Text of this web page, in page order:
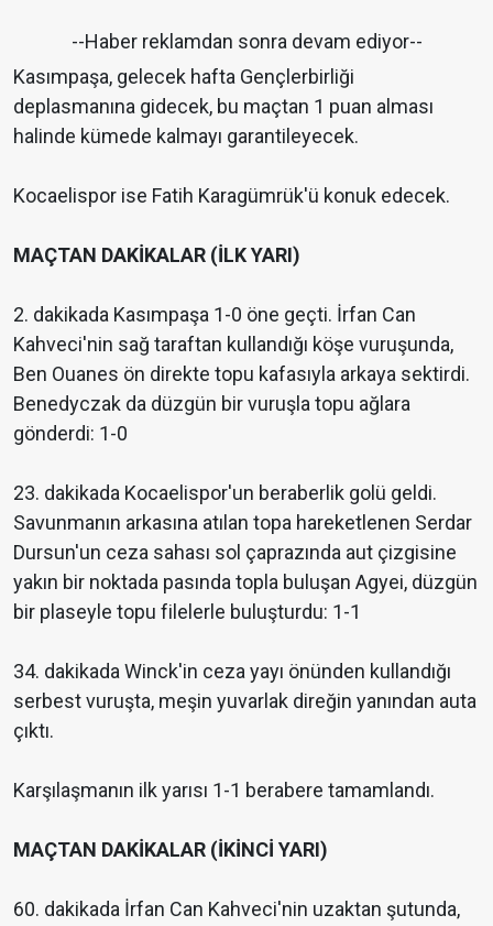
--Haber reklamdan sonra devam ediyor--
Kasımpaşa, gelecek hafta Gençlerbirliği
deplasmanına gidecek, bu maçtan 1 puan alması
halinde kümede kalmayı garantileyecek.
Kocaelispor ise Fatih Karagümrük'ü konuk edecek.
MAÇTAN DAKİKALAR (İLK YARI)
2. dakikada Kasımpaşa 1-0 öne geçti. İrfan Can
Kahveci'nin sağ taraftan kullandığı köşe vuruşunda,
Ben Ouanes ön direkte topu kafasıyla arkaya sektirdi.
Benedyczak da düzgün bir vuruşla topu ağlara
gönderdi: 1-0
23. dakikada Kocaelispor'un beraberlik golü geldi.
Savunmanın arkasına atılan topa hareketlenen Serdar
Dursun'un ceza sahası sol çaprazında aut çizgisine
yakın bir noktada pasında topla buluşan Agyei, düzgün
bir plaseyle topu filelerle buluşturdu: 1-1
34. dakikada Winck'in ceza yayı önünden kullandığı
serbest vuruşta, meşin yuvarlak direğin yanından auta
çıktı.
Karşılaşmanın ilk yarısı 1-1 berabere tamamlandı.
MAÇTAN DAKİKALAR (İKİNCİ YARI)
60. dakikada İrfan Can Kahveci'nin uzaktan şutunda,